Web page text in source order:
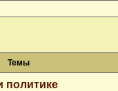
Темы
политике